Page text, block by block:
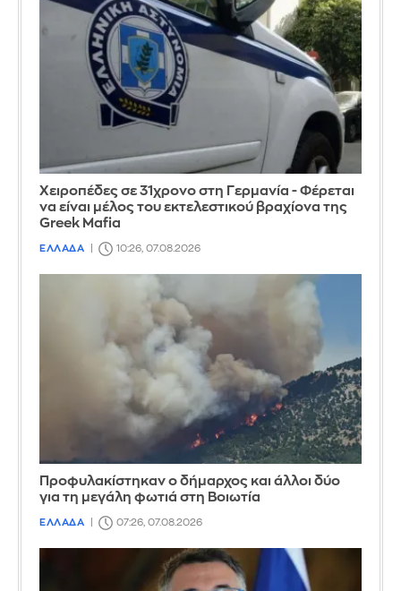
Χειροπέδες σε 31χρονο στη Γερμανία - Φέρεται
να είναι μέλος του εκτελεστικού βραχίονα της
Greek Mafia
ΕΛΛΑΔΑ 10:26, 07.08.2026
Προφυλακίστηκαν ο δήμαρχος και άλλοι δύο
για τη μεγάλη φωτιά στη Βοιωτία
ΕΛΛΑΔΑ 07:26, 07.08.2026